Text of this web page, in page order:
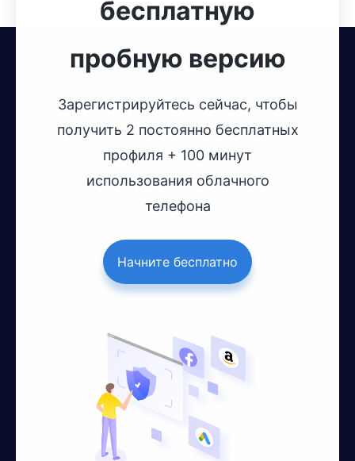
бесплатную
пробную версию
Зарегистрируйтесь сейчас, чтобы
получить 2 постоянно бесплатных
профиля + 100 минут
использования облачного
телефона
Начните бесплатно